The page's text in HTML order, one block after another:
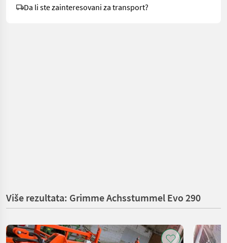
Da li ste zainteresovani za transport?
Više rezultata: Grimme Achsstummel Evo 290